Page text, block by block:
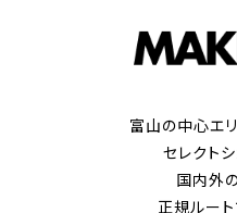
富山の中心エ
セレクト
国内外
正規ルー